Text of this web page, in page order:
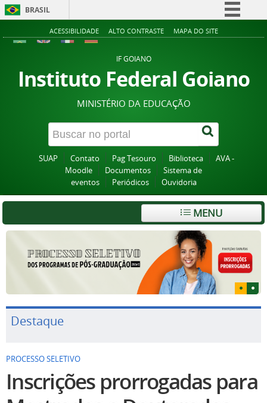
BRASIL
Simplifique!
Acesso à informação
Legislação
Canais
ACESSIBILIDADE ALTO CONTRASTE MAPA DO SITE
IF GOIANO
Instituto Federal Goiano
MINISTÉRIO DA EDUCAÇÃO
SUAP Contato Pag Tesouro Biblioteca
AVA -
Moodle
Documentos
Sistema de
eventos
Periódicos Ouvidoria
MENU
Destaque
PROCESSO SELETIVO
Inscrições prorrogadas para